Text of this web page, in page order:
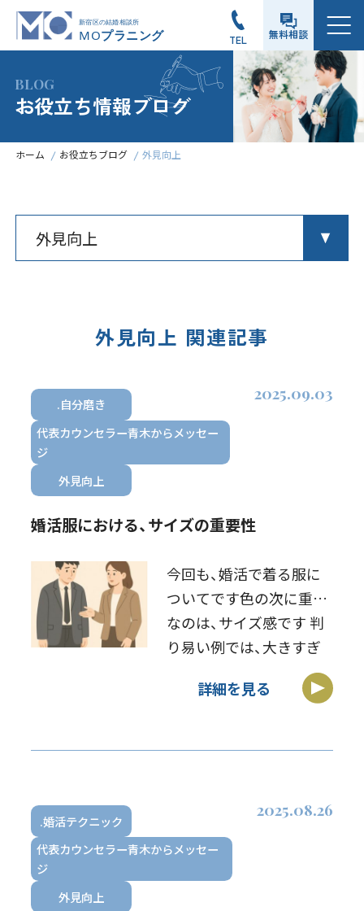
TEL 無料相談
メニュー
BLOG
お役立ち情報ブログ
ホーム お役立ちブログ 外見向上
外見向上 関連記事
.自分磨き
代表カウンセラー青木からメッセー
ジ
外見向上
2025.09.03
婚活服における、サイズの重要性
今回も、婚活で着る服に
ついてです色の次に重要
なのは、サイズ感です 判
り易い例では、大きすぎ
のダブダブの服は、悪印
象です特に、大きすぎの
詳細を見る
.婚活テクニック
代表カウンセラー青木からメッセー
ジ
外見向上
2025.08.26